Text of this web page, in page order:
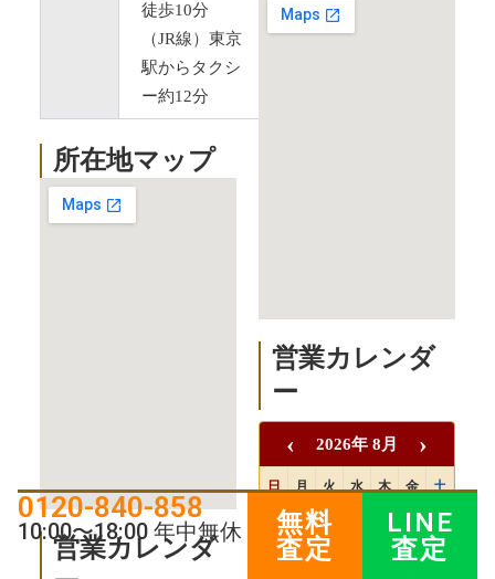
徒歩10分
（JR線）東京
駅からタクシ
ー約12分
所在地マップ
営業カレンダ
営業カレンダ
ー
‹ 2026年 8月 ›
日 月 火 水 木 金 土
1
3 4 7 8
0120-840-858
10:00〜18:00 年中無休
無料
査定
LINE
査定